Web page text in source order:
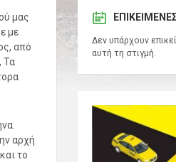
μας
με
από
Τα
αρχή
το
Δεν υπάρχουν
αυτή τη στιγμή.